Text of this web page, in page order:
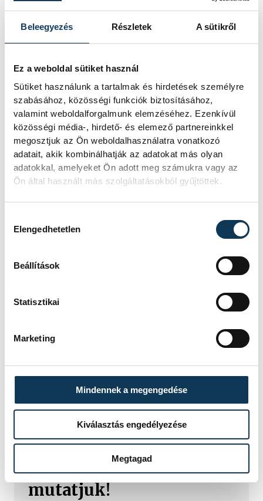
Beleegyezés Részletek A sütikről
Ez a weboldal sütiket használ
Sütiket használunk a tartalmak és hirdetések személyre
szabásához, közösségi funkciók biztosításához,
valamint weboldalforgalmunk elemzéséhez. Ezenkívül
közösségi média-, hirdető- és elemező partnereinkkel
megosztjuk az Ön weboldalhasználatra vonatkozó
adatait, akik kombinálhatják az adatokat más olyan
adatokkal, amelyeket Ön adott meg számukra vagy az
Ön által használt más szolgáltatásokból gyűjtöttek.
Elengedhetetlen
Beállítások
Statisztikai
Marketing
Mindennek a megengedése
Kiválasztás engedélyezése
Megtagad
Hasznos tudnivalók a
vámkötelezettségről
Nyaraláskor felmerül a kérdés, hogy mi
lehet az útipoggyászban, mennyi
készpénzt, cigarettát, alkoholt, gyógyszert
vagy akár gyümölcsöt lehet kivinni és
behozni, milyen engedélyeket kell
beszerezni, ha például a házikedvenc sem
marad otthon? Ahhoz, hogy a külföldi
nyaralás tényleg felhőtlen legyen, fontos
tudni ezeket a szabályokat, így sok
kellemetlenségtől, felesleges
adminisztrációtól vagy pluszköltségtől
óvhatja meg magát az utazó.
2022. JÚNIUS 23. 11:23
KÖZÉLET
Egy furcsa halkonzerv
lett az Év Strandétele -
mutatjuk!